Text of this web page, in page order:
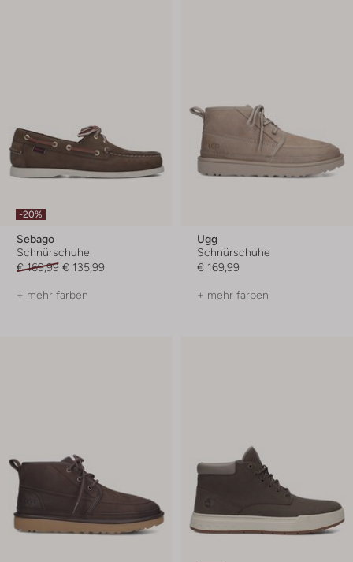
-20%
Sebago
Schnürschuhe
€ 169,99 € 135,99
+ mehr farben
Ugg
Schnürschuhe
€ 169,99
+ mehr farben